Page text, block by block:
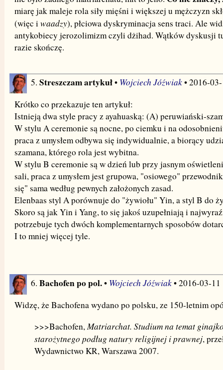
miarę jak maleje rola siły mięśni i większej u mężczyzn
(więc iwaadzy), płciowa dyskryminacja sens traci. Ale
antykobiecy jerozolimizm czyli dżihad. Wątków dyskusji
razie skończę.
5. Streszczam artykuł• Wojciech Jóźwiak• 2016-
Krótko co przekazuje ten artykuł:
Istnieją dwa style pracy z ayahuaską: (A) peruwiański-
W stylu A ceremonie są nocne, po ciemku i na
praca z umysłem odbywa się indywidualnie, a biorący
szamana, którego rola jest wybitna.
W stylu B ceremonie są w dzień lub przy jasnym
sali, praca z umysłem jest grupowa, "osiowego"
się" sama według pewnych założonych zasad.
Elenbaas styl A porównuje do "żywiołu" Yin, a styl B do
Skoro są jak Yin i Yang, to się jakoś uzupełniają i
potrzebuje tych dwóch komplementarnych sposobów
I to mniej więcej tyle.
6. Bachofen po pol.• Wojciech Jóźwiak• 2016-03-11
Widzę, że Bachofena wydano po polsku, ze 150-letnim
>>>Bachofen,Matriarchat. Studium na temat
starożytnego podług natury religijnej i prawnej,
Wydawnictwo KR, Warszawa 2007.